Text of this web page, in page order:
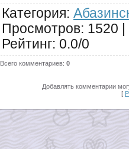
Категория:
Просмотров: 1520
Рейтинг: 0.0/0
Всего комментариев: 0
Добавлять комментарии
[